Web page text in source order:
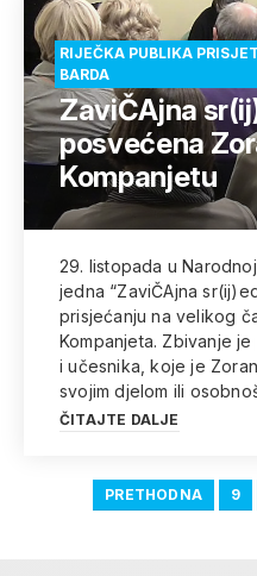
RIJEČKA PUBLIKA
BARDA
ZaviČAjna
posvećena
Kompanjetu
29. listopada u
jedna “ZaviČAjna
prisjećanju na velikog
Kompanjeta. Zbivanje
i učesnika, koje je
svojim djelom ili
ČITAJTE DALJE
PRETHODNA 9